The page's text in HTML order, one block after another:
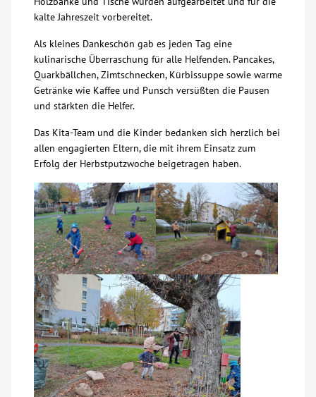
Karriere
Ausbildung
Suche
Kontakt
AWO BB Süd
kalte Jahreszeit vorbereitet.
Als kleines Dankeschön gab es jeden Tag eine
kulinarische Überraschung für alle Helfenden. Pancakes,
Quarkbällchen, Zimtschnecken, Kürbissuppe sowie warme
Getränke wie Kaffee und Punsch versüßten die Pausen
und stärkten die Helfer.
Das Kita-Team und die Kinder bedanken sich herzlich bei
allen engagierten Eltern, die mit ihrem Einsatz zum
Erfolg der Herbstputzwoche beigetragen haben.